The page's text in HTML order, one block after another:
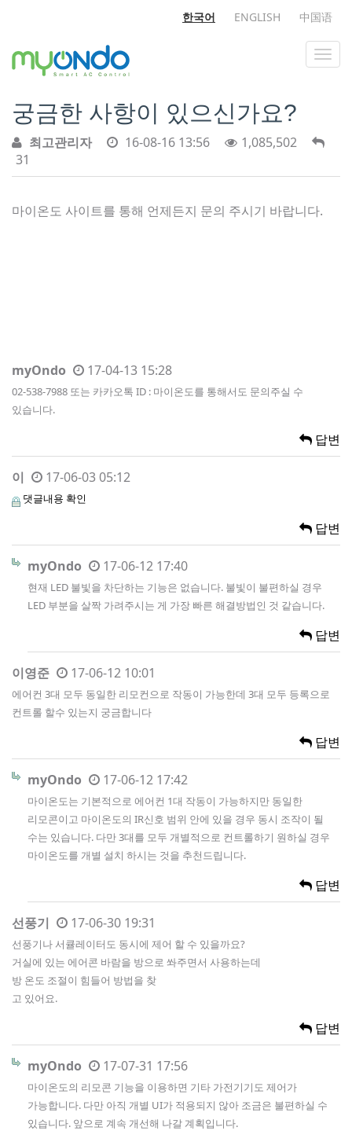
한국어 ENGLISH 中国语
궁금한 사항이 있으신가요?
최고관리자 16-08-16 13:56
1,085,502
31
마이온도 사이트를 통해 언제든지 문의 주시기 바랍니다.
myOndo 17-04-13 15:28
02-538-7988 또는 카카오톡 ID : 마이온도를 통해서도 문의주실 수
있습니다.
답변
이 17-06-03 05:12
댓글내용 확인
답변
myOndo 17-06-12 17:40
현재 LED 불빛을 차단하는 기능은 없습니다. 불빛이 불편하실 경우
LED 부분을 살짝 가려주시는 게 가장 빠른 해결방법인 것 같습니다.
답변
이영준 17-06-12 10:01
에어컨 3대 모두 동일한 리모컨으로 작동이 가능한데 3대 모두 등록으로
컨트롤 할수 있는지 궁금합니다
답변
myOndo 17-06-12 17:42
마이온도는 기본적으로 에어컨 1대 작동이 가능하지만 동일한
리모콘이고 마이온도의 IR신호 범위 안에 있을 경우 동시 조작이 될
수는 있습니다. 다만 3대를 모두 개별적으로 컨트롤하기 원하실 경우
마이온도를 개별 설치 하시는 것을 추천드립니다.
답변
선풍기 17-06-30 19:31
선풍기나 서큘레이터도 동시에 제어 할 수 있을까요?
거실에 있는 에어콘 바람을 방으로 쏴주면서 사용하는데
방 온도 조절이 힘들어 방법을 찾
고 있어요.
답변
myOndo 17-07-31 17:56
마이온도의 리모콘 기능을 이용하면 기타 가전기기도 제어가
가능합니다. 다만 아직 개별 UI가 적용되지 않아 조금은 불편하실 수
있습니다. 앞으로 계속 개선해 나갈 계획입니다.